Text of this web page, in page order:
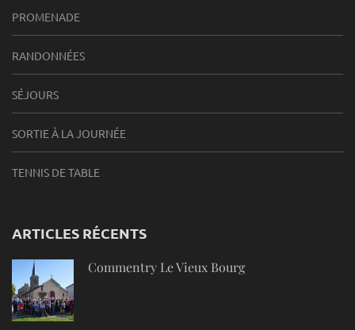
PROMENADE
RANDONNÉES
SÉJOURS
SORTIE À LA JOURNÉE
TENNIS DE TABLE
ARTICLES RÉCENTS
Commentry Le Vieux Bourg